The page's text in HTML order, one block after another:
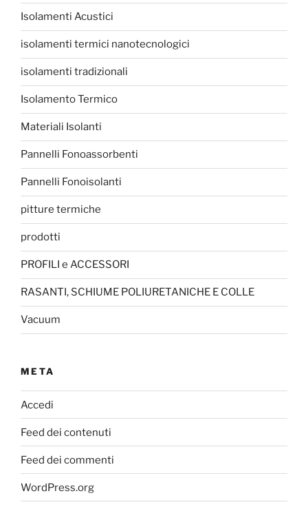
Isolamenti Acustici
isolamenti termici nanotecnologici
isolamenti tradizionali
Isolamento Termico
Materiali Isolanti
Pannelli Fonoassorbenti
Pannelli Fonoisolanti
pitture termiche
prodotti
PROFILI e ACCESSORI
RASANTI, SCHIUME POLIURETANICHE E COLLE
Vacuum
META
Accedi
Feed dei contenuti
Feed dei commenti
WordPress.org